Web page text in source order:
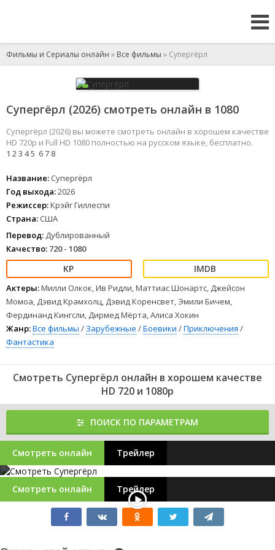
Фильмы и Сериалы онлайн » Все фильмы » Супергёрл
Супергёрл (2026) смотреть онлайн в 1080
Супергёрл (2026) вы можете смотреть онлайн в хорошем качестве
HD 720p и Full HD 1080 полностью на русском языке, бесплатно.
1 23 45 67 8
Название: Супергёрл
Год выхода:2026
Режиссер:Крэйг Гиллеспи
Страна: США
Перевод: Дублированный
Качество: 720 - 1080
Актеры:Милли Олкок, Ив Ридли, Маттиас Шонартс, Джейсон
Момоа, Дэвид Крамхолц, Дэвид Коренсвет, Эмили Бичем,
Фердинанд Кингсли, Дирмед Мёрта, Алиса Хокин
Жанр:Все фильмы / Зарубежные /Боевики /Приключения /
Фантастика
Смотреть Супергёрл онлайн в хорошем качестве
HD 720 и 1080p
ПОИСК ПО ПАРАМЕТРАМ
Смотреть онлайн Трейлер
Смотреть онлайн Трейлер